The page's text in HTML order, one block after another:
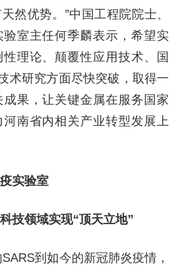
然优势。”中国工程院院士、
室主任何季麟表示，希望实
理论、颠覆性应用技术、国
术研究方面尽快突破，取得一
果，让关键金属在服务国家
南省内相关产业转型发展上
实验室
领域实现“顶天立地”
到如今的新冠肺炎疫情，